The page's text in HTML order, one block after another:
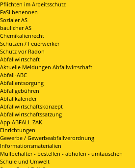
Pflichten im Arbeitsschutz
FaSi benennen
Sozialer AS
baulicher AS
Chemikalienrecht
Schützen / Feuerwerker
Schutz vor Radon
Abfallwirtschaft
Aktuelle Meldungen Abfallwirtschaft
Abfall-ABC
Abfallentsorgung
Abfallgebühren
Abfallkalender
Abfallwirtschaftskonzept
Abfallwirtschaftssatzung
App ABFALL ZAK
Einrichtungen
Gewerbe / Gewerbeabfallverordnung
Informationsmaterialien
Müllbehälter - bestellen - abholen - umtauschen
Schule und Umwelt